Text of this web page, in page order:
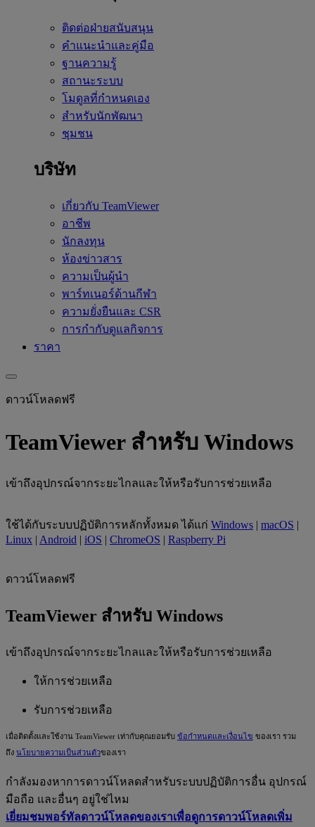
ติดต่อฝ่ายสนับสนุน
คำแนะนำและคู่มือ
ฐานความรู้
สถานะระบบ
โมดูลที่กำหนดเอง
สำหรับนักพัฒนา
ชุมชน
บริษัท
เกี่ยวกับ TeamViewer
อาชีพ
นักลงทุน
ห้องข่าวสาร
ความเป็นผู้นำ
พาร์ทเนอร์ด้านกีฬา
ความยั่งยืนและ CSR
การกำกับดูแลกิจการ
ราคา
ดาวน์โหลดฟรี
TeamViewer สำหรับ Windows
เข้าถึงอุปกรณ์จากระยะไกลและให้หรือรับการช่วยเหลือ
ใช้ได้กับระบบปฏิบัติการหลักทั้งหมด ได้แก่ Windows | macOS |
Linux | Android | iOS | ChromeOS | Raspberry Pi
ดาวน์โหลดฟรี
TeamViewer สำหรับ Windows
เข้าถึงอุปกรณ์จากระยะไกลและให้หรือรับการช่วยเหลือ
ให้การช่วยเหลือ
รับการช่วยเหลือ
เมื่อติดตั้งและใช้งาน TeamViewer เท่ากับคุณยอมรับ ข้อกำหนดและเงื่อนไข ของเรา รวม
ถึง นโยบายความเป็นส่วนตัวของเรา
กำลังมองหาการดาวน์โหลดสำหรับระบบปฏิบัติการอื่น อุปกรณ์
มือถือ และอื่นๆ อยู่ใช่ไหม
เยี่ยมชมพอร์ทัลดาวน์โหลดของเราเพื่อดูการดาวน์โหลดเพิ่ม